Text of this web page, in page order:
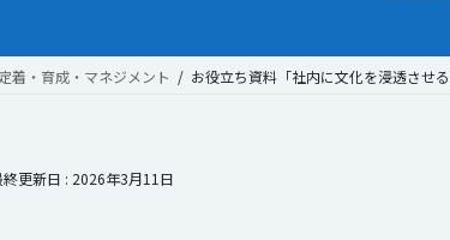
定着・育成・マネジメント お役立ち資料「社内に文化を浸透させ
更新日 : 2026年3月11日